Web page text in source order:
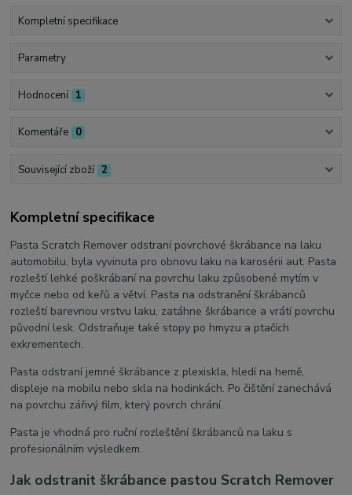
Kompletní specifikace
Parametry
Hodnocení 1
Komentáře 0
Související zboží 2
Kompletní specifikace
Pasta Scratch Remover odstraní povrchové škrábance na laku
automobilu, byla vyvinuta pro obnovu laku na karosérii aut. Pasta
rozleští lehké poškrábaní na povrchu laku způsobené mytím v
myčce nebo od keřů a větví. Pasta na odstranění škrábanců
rozleští barevnou vrstvu laku, zatáhne škrábance a vrátí povrchu
původní lesk. Odstraňuje také stopy po hmyzu a ptačích
exkrementech.
Pasta odstraní jemné škrábance z plexiskla, hledí na hemě,
displeje na mobilu nebo skla na hodinkách. Po čištění zanechává
na povrchu zářivý film, který povrch chrání.
Pasta je vhodná pro ruční rozleštění škrábanců na laku s
profesionálním výsledkem.
Jak odstranit škrábance pastou Scratch Remover